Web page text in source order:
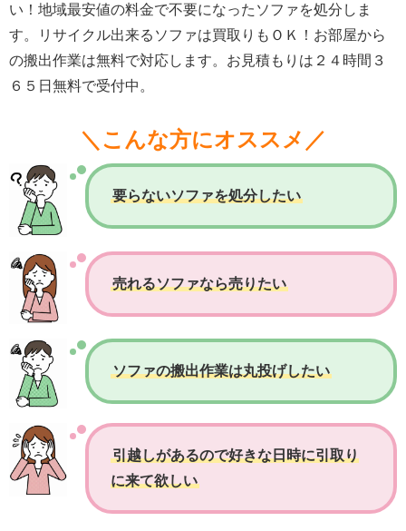
い！地域最安値の料金で不要になったソファを処分しま
す。リサイクル出来るソファは買取りもＯＫ！お部屋から
の搬出作業は無料で対応します。お見積もりは２４時間３
６５日無料で受付中。
＼こんな方にオススメ／
要らないソファを処分したい
売れるソファなら売りたい
ソファの搬出作業は丸投げしたい
引越しがあるので好きな日時に引取り
に来て欲しい